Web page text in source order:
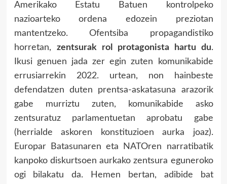
Amerikako Estatu Batuen kontrolpeko
nazioarteko ordena edozein preziotan
mantentzeko. Ofentsiba propagandistiko
horretan, zentsurak rol protagonista hartu du.
Ikusi genuen jada zer egin zuten komunikabide
errusiarrekin 2022. urtean, non hainbeste
defendatzen duten prentsa-askatasuna arazorik
gabe murriztu zuten, komunikabide asko
zentsuratuz parlamentuetan aprobatu gabe
(herrialde askoren konstituzioen aurka joaz).
Europar Batasunaren eta NATOren narratibatik
kanpoko diskurtsoen aurkako zentsura eguneroko
ogi bilakatu da. Hemen bertan, adibide bat